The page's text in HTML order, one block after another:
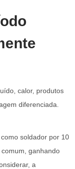
calor, produtos
diferenciada.
soldador por 10
ganhando
a